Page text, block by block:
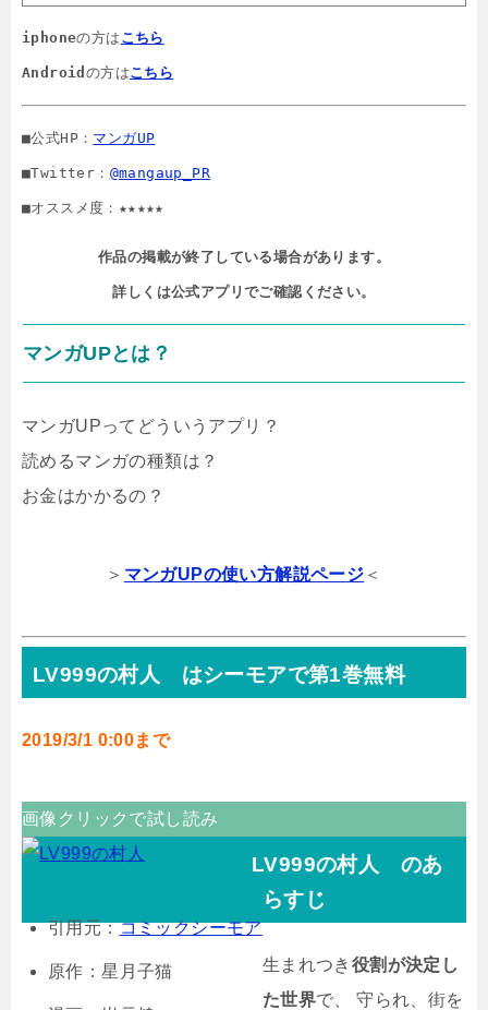
iphoneの方は こちら
Android の方はこちら
■公式HP： マンガUP
■Twitter： @mangaup_PR
■オススメ度：★★★★★
作品の掲載が終了している場合があります。
詳しくは公式アプリでご確認ください。
マンガUPとは？
マンガUPってどういうアプリ？
読めるマンガの種類は？
お金はかかるの？
＞ マンガUPの使い方解説ページ ＜
LV999の村人 はシーモアで第1巻無料
2019/3/1 0:00まで
画像クリックで試し読み
引用元：コミックシーモア
原作：星月子猫
LV999の村人 のあ
らすじ
生まれつき 役割が決定し
た世界で、 守られ、街を